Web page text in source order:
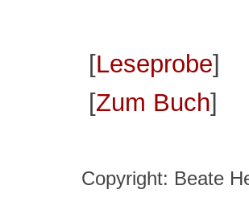
[Leseprobe]
[Zum Buch]
Copyright: Beate